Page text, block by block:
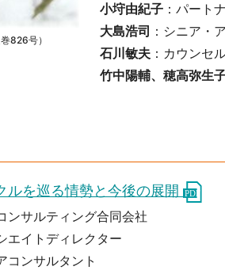
826号）
小垨由紀子：パート
大島浩司 ：シニア・
石川敏夫：カウンセ
竹中陽輔、穂高弥生
ルを巡る情勢と今後の展開
ンサルティング合同会社
エイトディレクター
コンサルタント